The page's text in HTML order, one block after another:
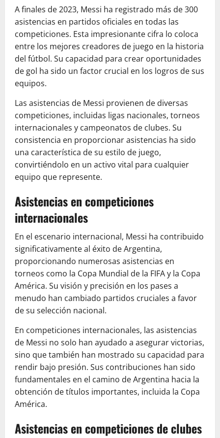
A finales de 2023, Messi ha registrado más de 300
asistencias en partidos oficiales en todas las
competiciones. Esta impresionante cifra lo coloca
entre los mejores creadores de juego en la historia
del fútbol. Su capacidad para crear oportunidades
de gol ha sido un factor crucial en los logros de sus
equipos.
Las asistencias de Messi provienen de diversas
competiciones, incluidas ligas nacionales, torneos
internacionales y campeonatos de clubes. Su
consistencia en proporcionar asistencias ha sido
una característica de su estilo de juego,
convirtiéndolo en un activo vital para cualquier
equipo que represente.
Asistencias en competiciones
internacionales
En el escenario internacional, Messi ha contribuido
significativamente al éxito de Argentina,
proporcionando numerosas asistencias en
torneos como la Copa Mundial de la FIFA y la Copa
América. Su visión y precisión en los pases a
menudo han cambiado partidos cruciales a favor
de su selección nacional.
En competiciones internacionales, las asistencias
de Messi no solo han ayudado a asegurar victorias,
sino que también han mostrado su capacidad para
rendir bajo presión. Sus contribuciones han sido
fundamentales en el camino de Argentina hacia la
obtención de títulos importantes, incluida la Copa
América.
Asistencias en competiciones de clubes